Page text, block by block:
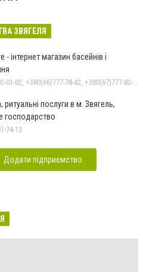
ЗВЯГЕЛЯ
- інтернет магазин басейнів і
+380(44)502-01-02, +380(66)777-78-42, +380(67)777-82-19, +380(67)890-80-80, +380(73)890-80-80, +380(44)502-01-03
ритуальні послуги в м. Звягель,
господарство
74-13
Додати підприємство